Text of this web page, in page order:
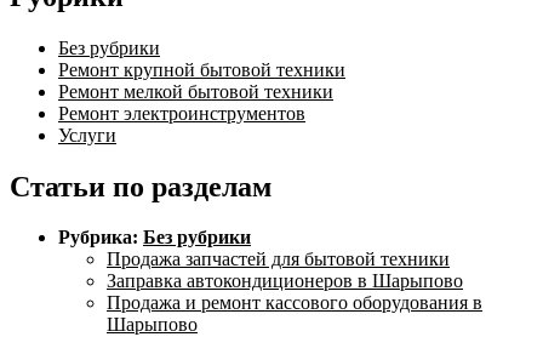
Без рубрики
Ремонт крупной бытовой техники
Ремонт мелкой бытовой техники
Ремонт электроинструментов​
Услуги
Статьи по разделам
Рубрика: Без рубрики
Продажа запчастей для бытовой техники
Заправка автокондиционеров в Шарыпово
Продажа и ремонт кассового оборудования в
Шарыпово